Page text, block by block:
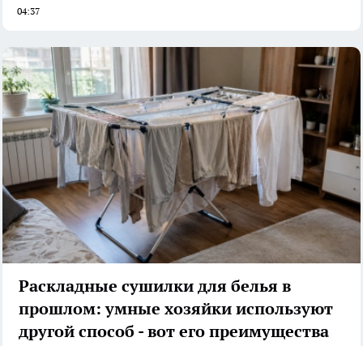
04:37
Раскладные сушилки для белья в
прошлом: умные хозяйки используют
другой способ - вот его преимущества